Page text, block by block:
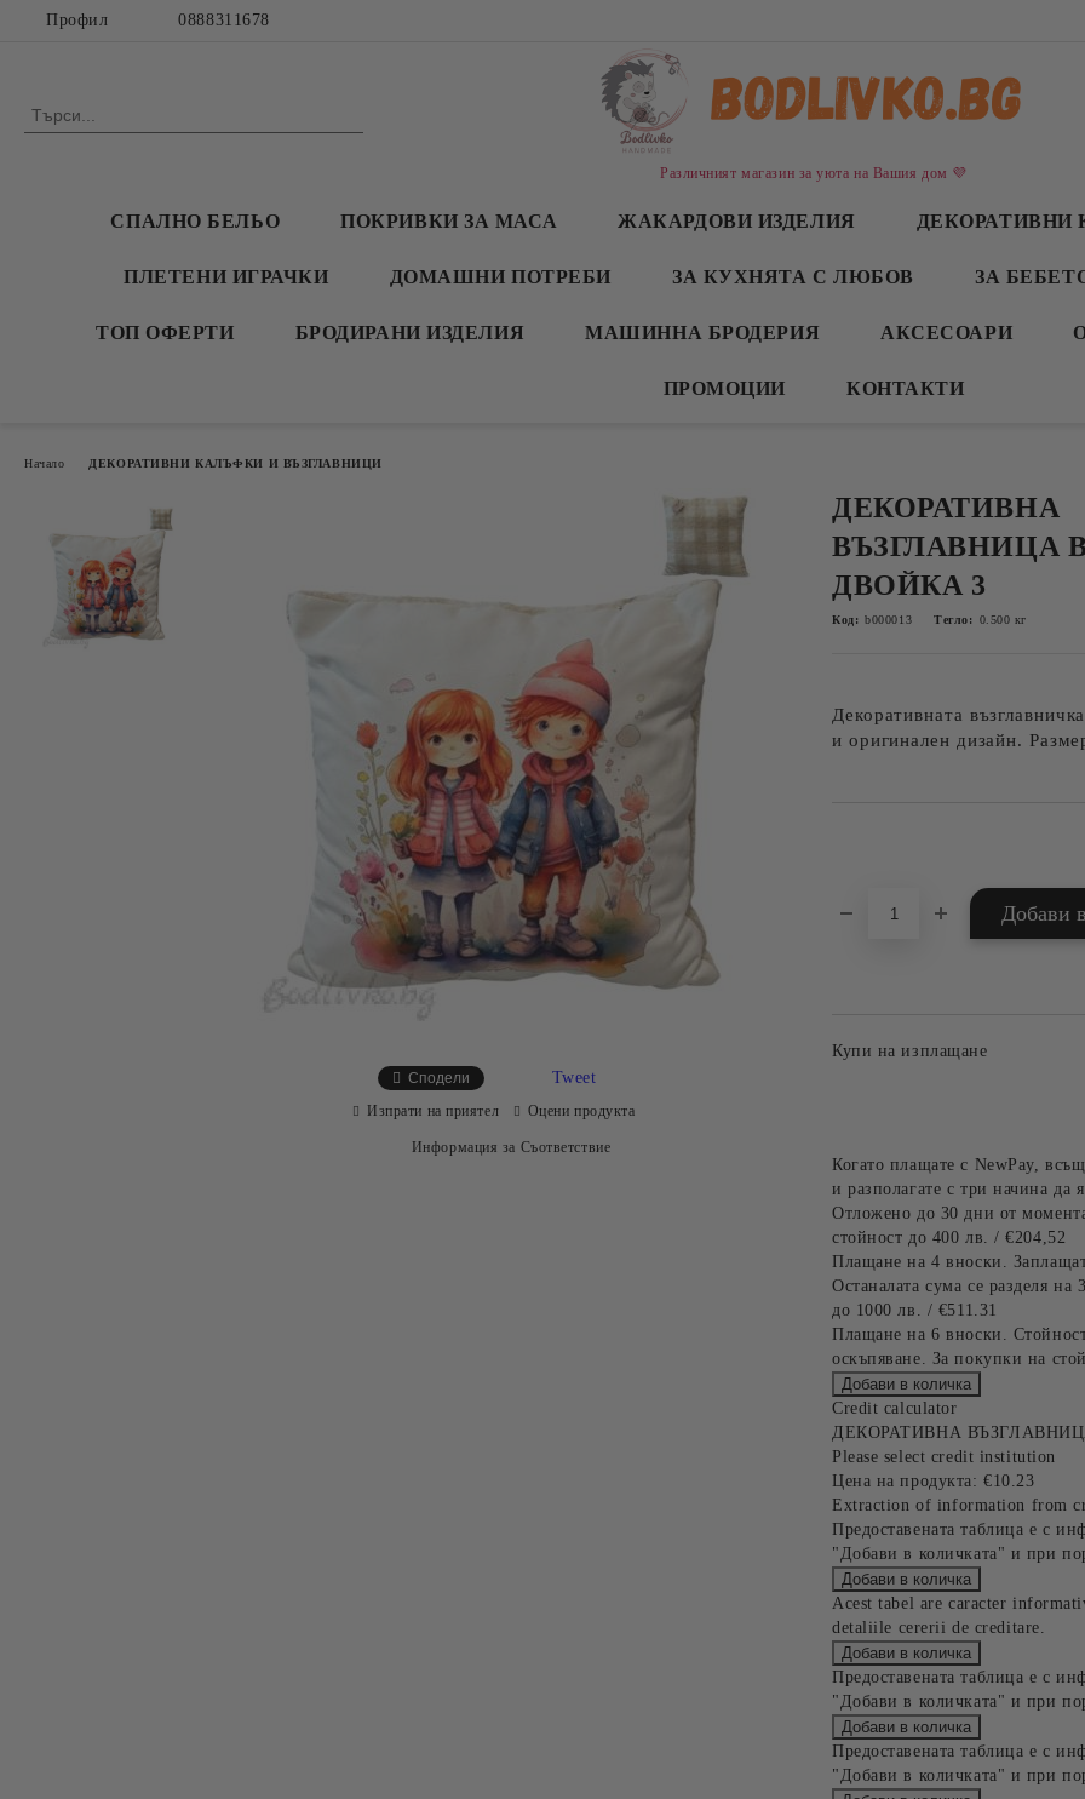
Профил 0888311678
Различният магазин за уюта на Вашия дом 💜
СПАЛНО БЕЛЬО ПОКРИВКИ ЗА МАСА ЖАКАРДОВИ ИЗДЕЛИЯ ДЕКОРАТИВНИ
ПЛЕТЕНИ ИГРАЧКИ ДОМАШНИ ПОТРЕБИ ЗА КУХНЯТА С ЛЮБОВ ЗА
ТОП ОФЕРТИ БРОДИРАНИ ИЗДЕЛИЯ МАШИННА БРОДЕРИЯ АКСЕСОАРИ
ПРОМОЦИИ КОНТАКТИ
Начало ДЕКОРАТИВНИ КАЛЪФКИ И ВЪЗГЛАВНИЦИ
ДЕКОРАТИВНА
ВЪЗГЛАВНИЦА
ДВОЙКА 3
Код: b000013 Тегло: 0.500 кг
Декоративната
и оригинален дизайн.
Купи на изплащане
Когато плащате с NewPay,
и разполагате с три начина да
Отложено до 30 дни от
стойност до 400 лв. / €204,52
Плащане на 4 вноски.
Останалата сума се разделя
до 1000 лв. / €511.31
Плащане на 6 вноски.
оскъпяване. За покупки на
Credit calculator
ДЕКОРАТИВНА
Please select credit institution
Цена на продукта: €10.23
Extraction of information from
Предоставената таблица е с
"Добави в количката" и при
Acest tabel are caracter
detaliile cererii de creditare.
Предоставената таблица е с
"Добави в количката" и при
Предоставената таблица е с
"Добави в количката" и при
Сподели Tweet
Изпрати на приятел Оцени продукта
Информация за Съответствие